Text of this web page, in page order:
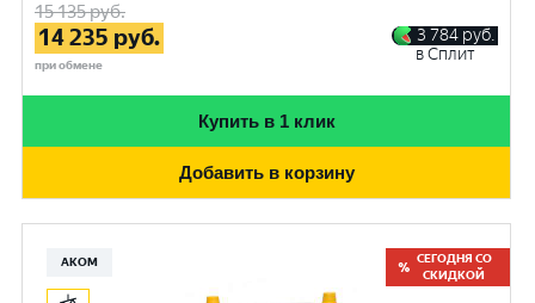
15 135руб.
14 235 руб.
при обмене
3 784 руб.
в Сплит
Купить в 1 клик
Добавить в корзину
АКОМ
СЕГОДНЯ СО
СКИДКОЙ